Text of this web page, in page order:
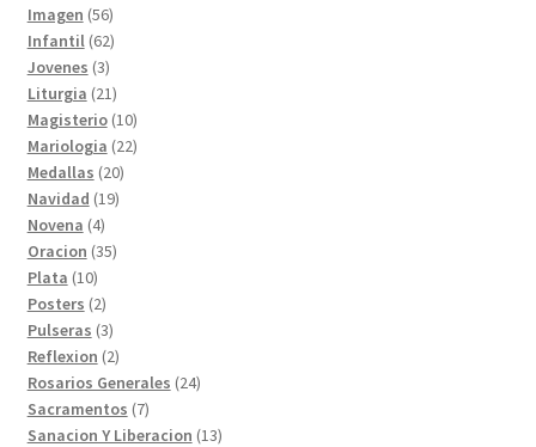
Imagen 5656
productos
Infantil 6262
productos
Jovenes 33
productos
Liturgia 2121
productos
Magisterio 1010
productos
Mariologia 2222
Medallas 2020
productos
Navidad 1919
Novena 44
productos
Oracion 3535
Plata 1010
productos
Posters 22
productos
Pulseras 33
productos
Reflexion 22
productos
Rosarios Generales 2424
Sacramentos 77
productos
Sanacion Y Liberacion 1313